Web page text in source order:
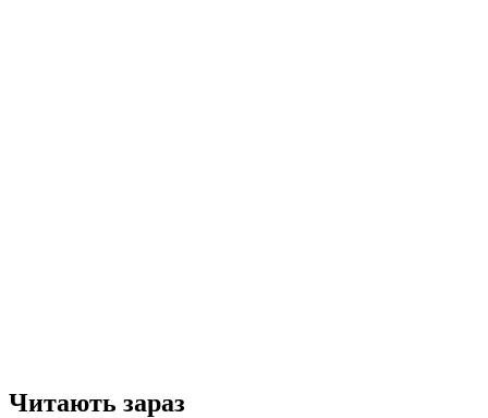
Читають зараз